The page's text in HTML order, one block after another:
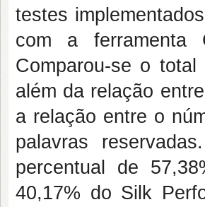
testes
com a ferramenta
Comparou-se o
além da relação
a relação entre o
palavras
percentual de
40,17% do Silk